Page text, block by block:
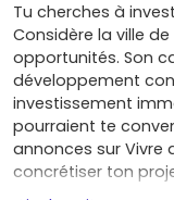
Tu cherches à
Considère la ville
opportunités. Son
développement
investissement
pourraient te
annonces sur Vivre
concrétiser ton